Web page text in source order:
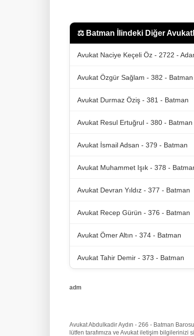
⚖️ Batman İlindeki Diğer
Avukat Naciye Keçeli Öz - 2722 -
Avukat Özgür Sağlam - 382 - Batman
Avukat Durmaz Öziş - 381 - Batman
Avukat Resul Ertuğrul - 380 - Batman
Avukat İsmail Adsan - 379 - Batman
Avukat Muhammet Işık - 378 -
Avukat Devran Yıldız - 377 - Batman
Avukat Recep Gürün - 376 - Batman
Avukat Ömer Altın - 374 - Batman
Avukat Tahir Demir - 373 - Batman
adm
Avukat Abdulkadir Aydın - 266 - Batman
lütfen tarafımıza ve Avukat iletişim bilgilerinizi